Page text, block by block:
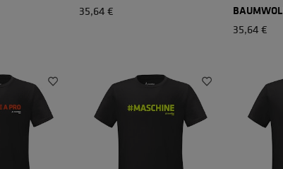
35,64 €
35,64 €